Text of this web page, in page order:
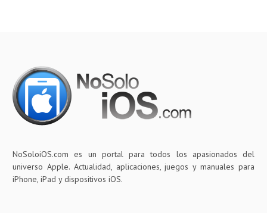
NoSoloiOS.com es un portal para todos los apasionados del
universo Apple. Actualidad, aplicaciones, juegos y manuales para
iPhone, iPad y dispositivos iOS.